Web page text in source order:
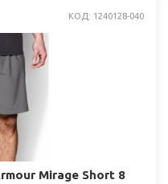
КОД: 1240128-040
Mirage Short 8